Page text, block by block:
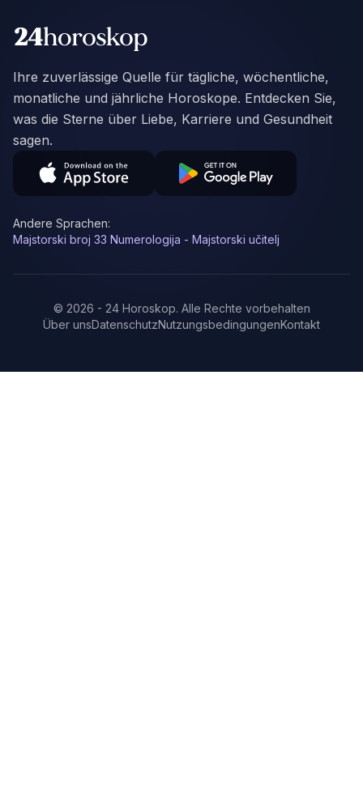
Ihre zuverlässige Quelle für tägliche, wöchentliche,
monatliche und jährliche Horoskope. Entdecken Sie,
was die Sterne über Liebe, Karriere und Gesundheit
sagen.
Andere Sprachen:
Majstorski broj 33 Numerologija - Majstorski učitelj
© 2026 - 24 Horoskop. Alle Rechte vorbehalten
Über unsDatenschutzNutzungsbedingungenKontakt